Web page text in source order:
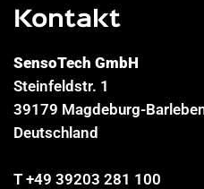
Kontakt
SensoTech GmbH
Steinfeldstr. 1
39179 Magdeburg-
Deutschland
T +49 39203 281 100